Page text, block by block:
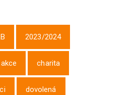
2023/2024
akce charita
dovolená